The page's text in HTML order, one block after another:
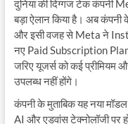
दुनिया की दिग्गज टेक कंपनी
बड़ा ऐलान किया है। अब कंपनी
और इसी वजह से Meta ने
नए Paid Subscription
जरिए यूजर्स को कई प्रीमियम
उपलब्ध नहीं होंगे।
कंपनी के मुताबिक यह नया
AI और एडवांस टेक्नोलॉजी पर